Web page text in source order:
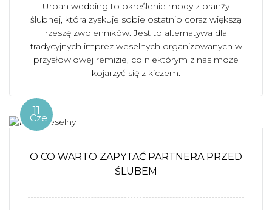
Urban wedding to określenie mody z branży
ślubnej, która zyskuje sobie ostatnio coraz większą
rzeszę zwolenników. Jest to alternatywa dla
tradycyjnych imprez weselnych organizowanych w
przysłowiowej remizie, co niektórym z nas może
kojarzyć się z kiczem.
11
Cze
O CO WARTO ZAPYTAĆ PARTNERA PRZED
ŚLUBEM